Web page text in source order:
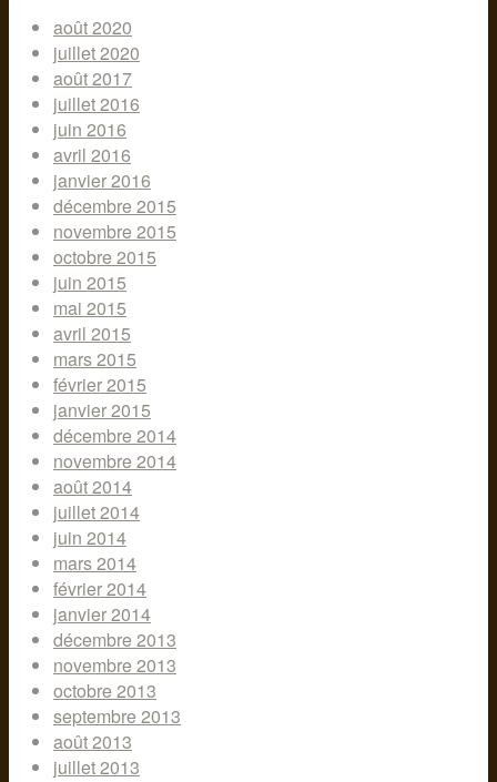
août 2020
juillet 2020
août 2017
juillet 2016
juin 2016
avril 2016
janvier 2016
décembre 2015
novembre 2015
octobre 2015
juin 2015
mai 2015
avril 2015
mars 2015
février 2015
janvier 2015
décembre 2014
novembre 2014
août 2014
juillet 2014
juin 2014
mars 2014
février 2014
janvier 2014
décembre 2013
novembre 2013
octobre 2013
septembre 2013
août 2013
juillet 2013